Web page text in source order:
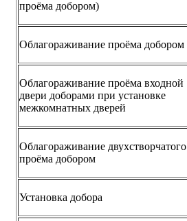
проёма добором)
Облагораживание проёма добором
Облагораживание проёма входной
двери доборами при установке
межкомнатных дверей
Облагораживание двухстворчатого
проёма добором
Установка добора